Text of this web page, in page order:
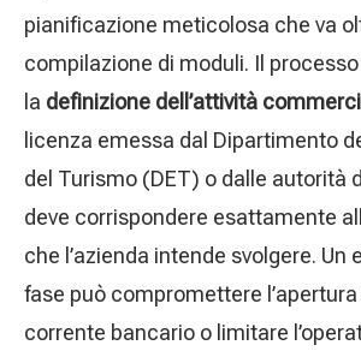
pianificazione meticolosa che va
compilazione di moduli. Il
la definizione dell’attività
licenza emessa dal Dipartimento
del Turismo (DET) o dalle autorità
deve corrispondere esattamente
che l’azienda intende svolgere. Un
fase può compromettere
corrente bancario o limitare